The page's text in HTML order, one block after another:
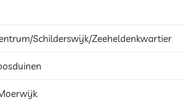
Schilderswijk/Zeeheldenkwartier